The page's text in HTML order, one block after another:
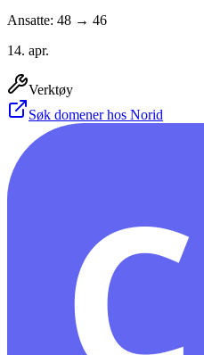
Ansatte: 48 → 46
14. apr.
Verktøy
Søk domener hos Norid